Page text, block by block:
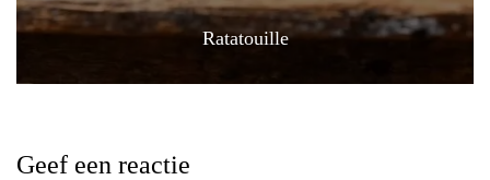
Ratatouille
Geef een reactie